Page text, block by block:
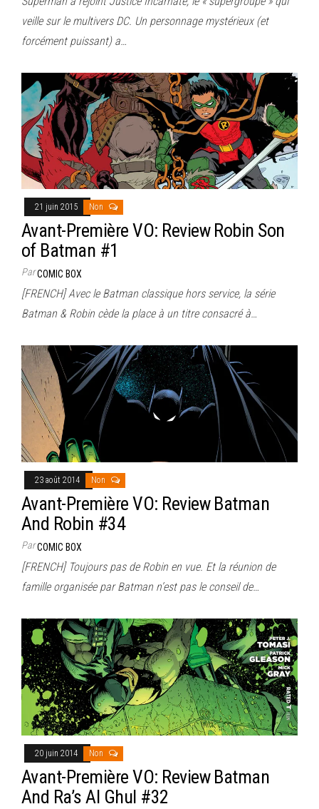
veille sur le multivers DC. Un personnage mystérieux (et
forcément puissant) a…
21 juin 2015 Non
Avant-Première VO: Review Robin Son
of Batman #1
ParCOMIC BOX
[FRENCH] Avec le Batman classique hors service, la série
Batman & Robin cède la place à un titre consacré à…
23 août 2014 Non
Avant-Première VO: Review Batman
And Robin #34
ParCOMIC BOX
[FRENCH] Toujours pas de Robin en vue. Et la réunion de
famille organisée par Batman n’est pas le conseil de…
20 juin 2014 Non
Avant-Première VO: Review Batman
And Ra’s Al Ghul #32